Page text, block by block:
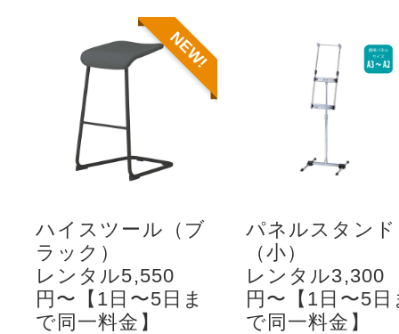
ハイスツール（ブ
ラック）
レンタル5,550
円〜【1日〜5日ま
で同一料金】
NEW!
パネルスタンド
（小）
レンタル3,300
円〜【1日〜5日
で同一料金】